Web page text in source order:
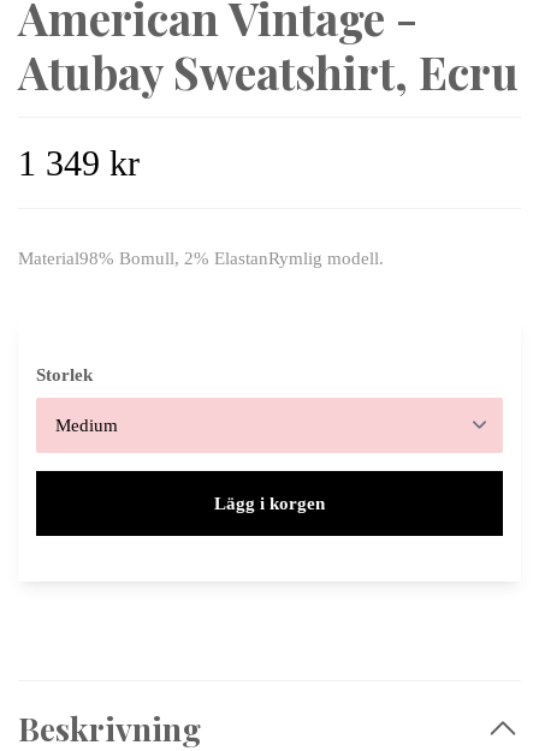
American Vintage -
Atubay Sweatshirt, Ecru
1 349 kr
Material98% Bomull, 2% ElastanRymlig modell.
Storlek
Lägg i korgen
Beskrivning